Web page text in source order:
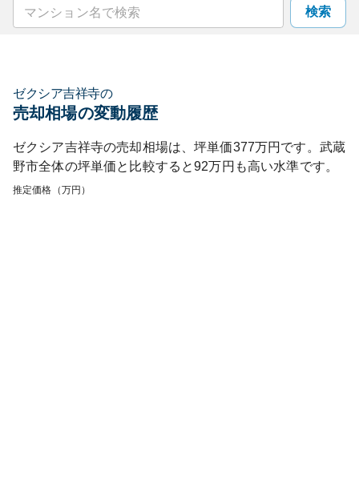
検索
ゼクシア吉祥寺の
売却相場の変動履歴
ゼクシア吉祥寺の売却相場は、坪単価377万円です。 武蔵
野市全体の坪単価と比較すると92万円も高い水準です。
推定価格（万円）